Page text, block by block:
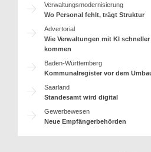
Verwaltungsmodernisierung
Wo Personal fehlt, trägt Struktur
Advertorial
Wie Verwaltungen mit KI
kommen
Baden-Württemberg
Kommunalregister vor dem
Saarland
Standesamt wird digital
Gewerbewesen
Neue Empfängerbehörden